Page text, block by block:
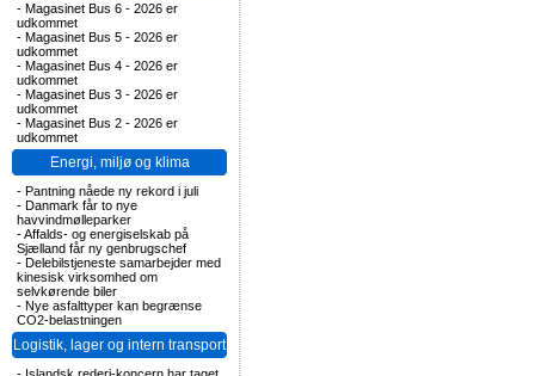
- Magasinet Bus 6 - 2026 er
udkommet
- Magasinet Bus 5 - 2026 er
udkommet
- Magasinet Bus 4 - 2026 er
udkommet
- Magasinet Bus 3 - 2026 er
udkommet
- Magasinet Bus 2 - 2026 er
udkommet
Energi, miljø og klima
- Pantning nåede ny rekord i juli
- Danmark får to nye
havvindmølleparker
-Affalds- og energiselskab på
Sjælland får ny genbrugschef
- Delebilstjeneste samarbejder med
kinesisk virksomhed om
selvkørende biler
- Nye asfalttyper kan begrænse
CO2-belastningen
Logistik, lager og intern transport